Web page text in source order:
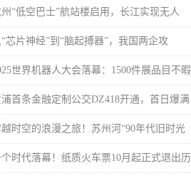
“低空巴士”航站楼启用，长江实现无人
芯片神经”到“脑起搏器”，我国两企攻
世界机器人大会落幕：1500件展品目不暇
首条金融定制公交DZ418开通，首日爆满
时空的浪漫之旅！苏州河“90年代旧时光
时代落幕！纸质火车票10月起正式退出历